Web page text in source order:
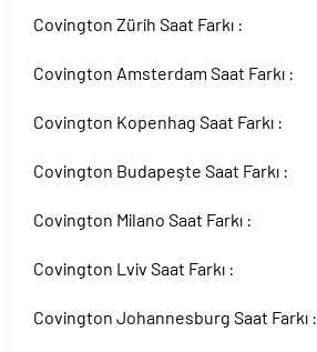
Covington Zürih Saat Farkı :
Covington Amsterdam Saat Farkı :
Covington Kopenhag Saat Farkı :
Covington Budapeşte Saat Farkı :
Covington Milano Saat Farkı :
Covington Lviv Saat Farkı :
Covington Johannesburg Saat Farkı :